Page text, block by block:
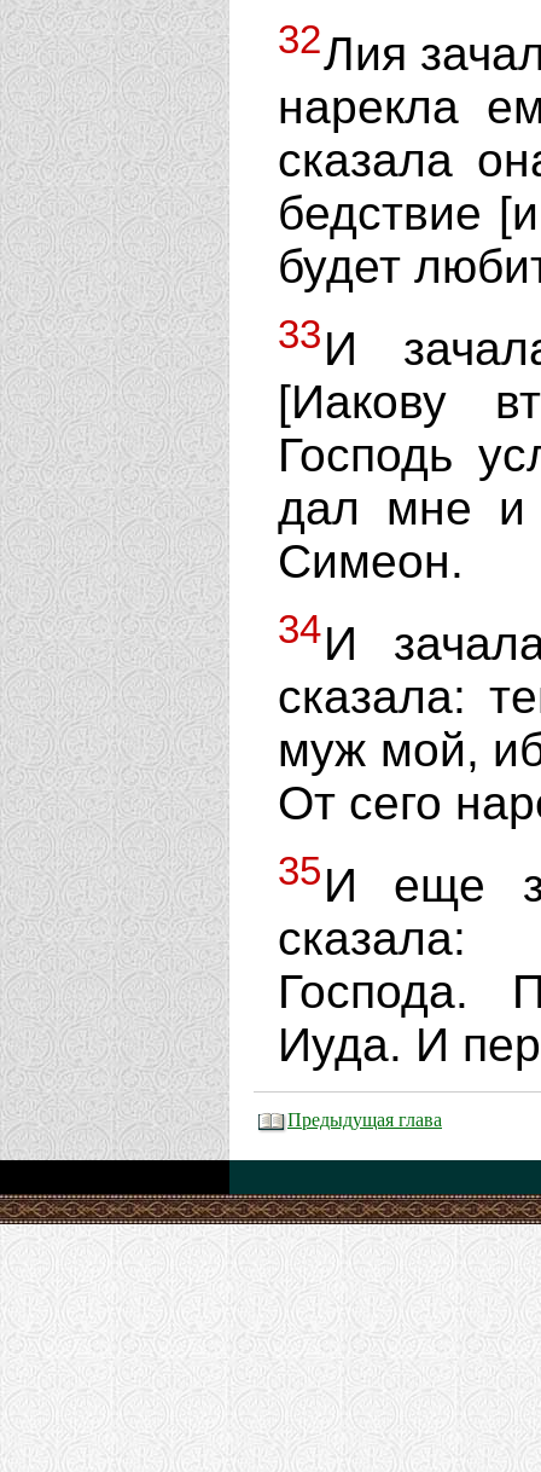
32Лия
нарекла
сказала
бедствие
будет
33И
[Иакову
Господь
дал мне и
Симеон.
34И
сказала:
муж мой,
От сего
35И еще
Господа.
Иуда. И
Предыдущая глава